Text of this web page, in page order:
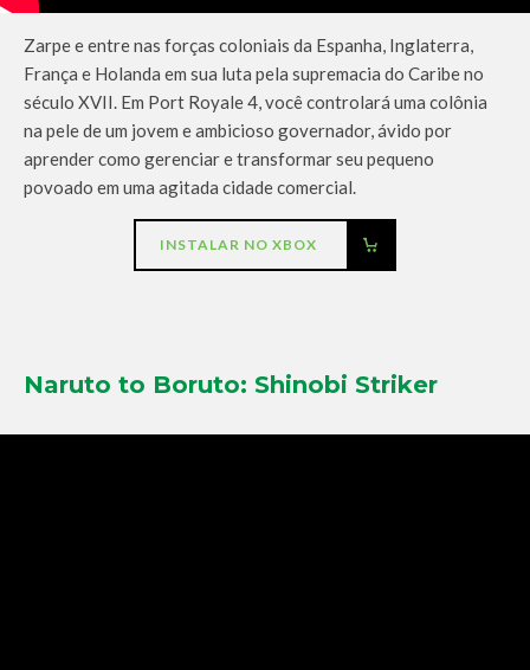
Zarpe e entre nas forças coloniais da Espanha, Inglaterra,
França e Holanda em sua luta pela supremacia do Caribe no
século XVII. Em Port Royale 4, você controlará uma colônia
na pele de um jovem e ambicioso governador, ávido por
aprender como gerenciar e transformar seu pequeno
povoado em uma agitada cidade comercial.
INSTALAR NO XBOX
Naruto to Boruto: Shinobi Striker